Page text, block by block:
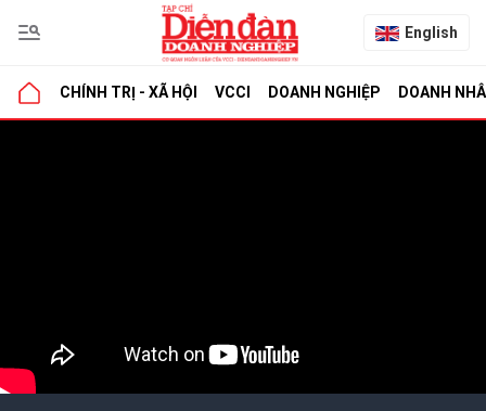
English
CHÍNH TRỊ - XÃ HỘI VCCI DOANH NGHIỆP DOANH